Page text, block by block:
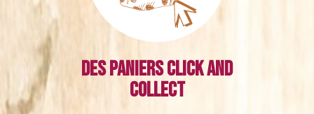
Des paniers click and
collect